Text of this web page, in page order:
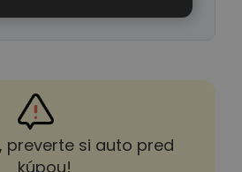
, preverte si auto pred
kúpou!